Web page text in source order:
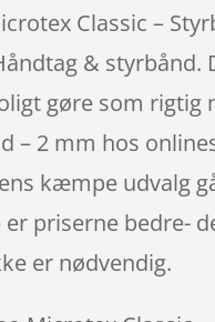
Classic –
& styrbånd.
gøre som rigtig
– 2 mm hos
kæmpe udvalg
priserne bedre-
er nødvendig.